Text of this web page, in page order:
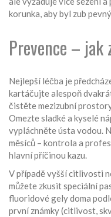
korunka, aby byl zub
Prevence – jak
Nejlepší léčba je
kartáčujte alespoň
čistěte mezizubní
Omezte sladké a kyselé
vypláchněte ústa vodou.
měsíců – kontrola a
hlavní příčinou kazu.
V případě vyšší citlivosti
můžete zkusit speciální
fluoridové gely doma
první známky (citlivost,